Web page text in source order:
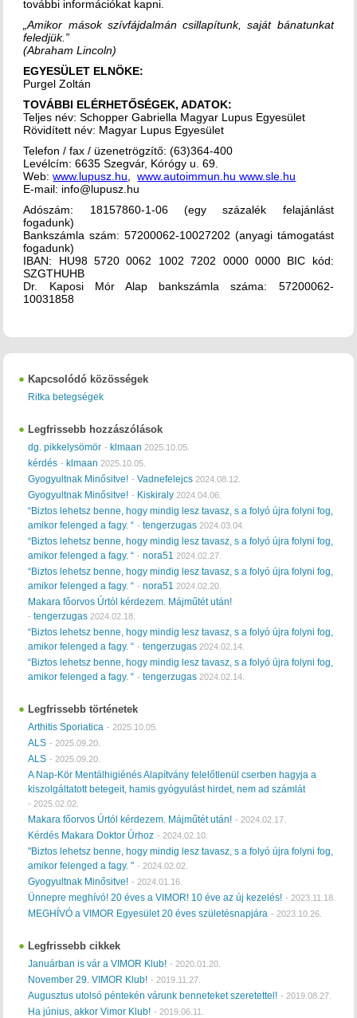
további információkat kapni.
„Amikor mások szívfájdalmán csillapítunk, saját bánatunkat
feledjük.”
(Abraham Lincoln)
EGYESÜLET ELNÖKE:
Purgel Zoltán
TOVÁBBI ELÉRHETŐSÉGEK, ADATOK:
Teljes név: Schopper Gabriella Magyar Lupus Egyesület
Rövidített név: Magyar Lupus Egyesület
Telefon / fax / üzenetrögzítő: (63)364-400
Levélcím: 6635 Szegvár, Kórógy u. 69.
Web:www.lupusz.hu ,www.autoimmun.huwww.sle.hu
E-mail: info@lupusz.hu
Adószám: 18157860-1-06 (egy százalék felajánlást
fogadunk)
Bankszámla szám: 57200062-10027202 (anyagi támogatást
fogadunk)
IBAN: HU98 5720 0062 1002 7202 0000 0000 BIC kód:
SZGTHUHB
Dr. Kaposi Mór Alap bankszámla száma: 57200062-
10031858
Kapcsolódó közösségek
Ritka betegségek
Legfrissebb hozzászólások
dg. pikkelysömör - klmaan 2025.10.05.
kérdés - klmaan 2025.10.05.
Gyogyultnak Minősitve! -Vadnefelejcs 2024.08.12.
Gyogyultnak Minősitve! - Kiskiraly 2024.04.06.
“Biztos lehetsz benne, hogy mindig lesz tavasz, s a folyó újra folyni fog,
amikor felenged a fagy. “ -tengerzugas 2024.03.04.
“Biztos lehetsz benne, hogy mindig lesz tavasz, s a folyó újra folyni fog,
amikor felenged a fagy. “ -nora51 2024.02.27.
“Biztos lehetsz benne, hogy mindig lesz tavasz, s a folyó újra folyni fog,
amikor felenged a fagy. “ -nora51 2024.02.20.
Makara főorvos Úrtól kérdezem. Májműtét után!
-tengerzugas 2024.02.18.
“Biztos lehetsz benne, hogy mindig lesz tavasz, s a folyó újra folyni fog,
amikor felenged a fagy. “ -tengerzugas 2024.02.14.
“Biztos lehetsz benne, hogy mindig lesz tavasz, s a folyó újra folyni fog,
amikor felenged a fagy. “ -tengerzugas 2024.02.14.
Legfrissebb történetek
Arthitis Sporiatica - 2025.10.05.
ALS - 2025.09.20.
ALS - 2025.09.20.
A Nap-Kör Mentálhigiénés Alapítvány felelőtlenül cserben hagyja a
kiszolgáltatott betegeit, hamis gyógyulást hirdet, nem ad számlát
- 2025.02.02.
Makara főorvos Úrtól kérdezem. Májműtét után! - 2024.02.17.
Kérdés Makara Doktor Úrhoz - 2024.02.10.
"Biztos lehetsz benne, hogy mindig lesz tavasz, s a folyó újra folyni fog,
amikor felenged a fagy. " - 2024.02.02.
Gyogyultnak Minősitve! - 2024.01.16.
Ünnepre meghívó! 20 éves a VIMOR! 10 éve az új kezelés! - 2023.11.18.
MEGHÍVÓ a VIMOR Egyesület 20 éves születésnapjára - 2023.10.26.
Legfrissebb cikkek
Januárban is vár a VIMOR Klub! - 2020.01.20.
November 29. VIMOR Klub! - 2019.11.27.
Augusztus utolsó péntekén várunk benneteket szeretettel! - 2019.08.27.
Ha június, akkor Vimor Klub! - 2019.06.11.